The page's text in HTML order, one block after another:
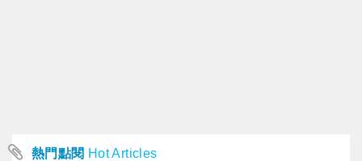
熱門點閱 Hot Articles